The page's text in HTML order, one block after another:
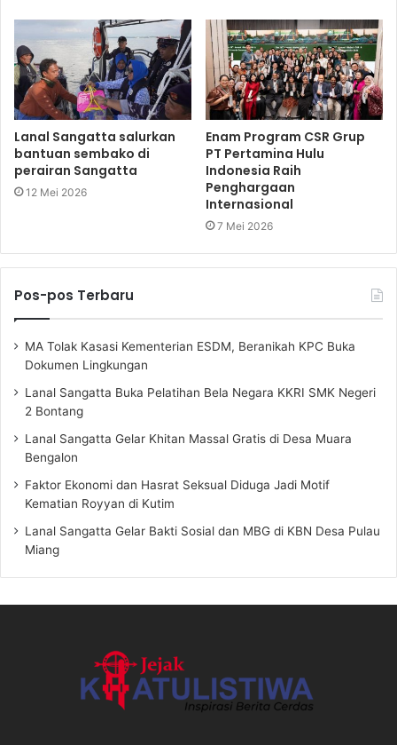
Lanal Sangatta salurkan
bantuan sembako di
perairan Sangatta
12 Mei 2026
Enam Program CSR Grup
PT Pertamina Hulu
Indonesia Raih
Penghargaan
Internasional
7 Mei 2026
Pos-pos Terbaru
MA Tolak Kasasi Kementerian ESDM, Beranikah KPC Buka
Dokumen Lingkungan
Lanal Sangatta Buka Pelatihan Bela Negara KKRI SMK Negeri
2 Bontang
Lanal Sangatta Gelar Khitan Massal Gratis di Desa Muara
Bengalon
Faktor Ekonomi dan Hasrat Seksual Diduga Jadi Motif
Kematian Royyan di Kutim
Lanal Sangatta Gelar Bakti Sosial dan MBG di KBN Desa Pulau
Miang